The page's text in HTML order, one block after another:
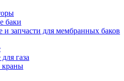
баки
запчасти для мембранных баков
газа
краны